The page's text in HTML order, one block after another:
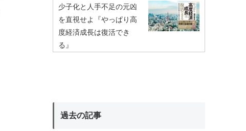
少子化と人手不足の元凶
を直視せよ『やっぱり高
度経済成長は復活でき
る』
過去の記事